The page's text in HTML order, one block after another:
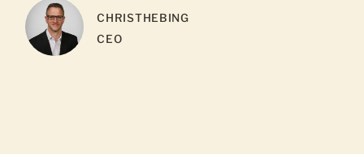
CHRISTHEBING
CEO